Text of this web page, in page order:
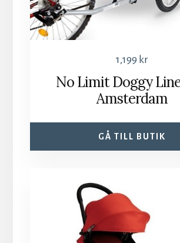
1,199 kr
No Limit Doggy
Amsterdam
GÅ TILL BUTIK